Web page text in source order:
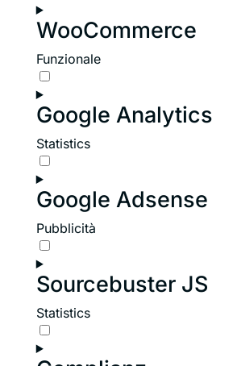
to
service
recaptcha
WooCommerce
Funzionale
Consent
to
service
woocommerce
Google Analytics
Statistics
Consent
to
service
google-
analytics
Google Adsense
Pubblicità
Consent
to
service
adsense
Sourcebuster JS
Statistics
Consent
to